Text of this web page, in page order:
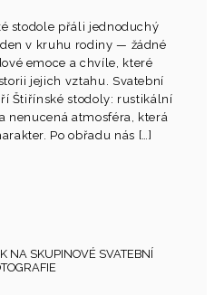
stodole přáli jednoduchý
v kruhu rodiny — žádné
emoce a chvíle, které
jejich vztahu. Svatební
Štiřínské stodoly: rustikální
nenucená atmosféra, která
Po obřadu nás […]
NA SKUPINOVÉ SVATEBNÍ